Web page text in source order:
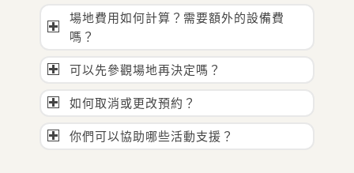
場地費用如何計算？需要額外的設備費
嗎？
可以先參觀場地再決定嗎？
如何取消或更改預約？
你們可以協助哪些活動支援？